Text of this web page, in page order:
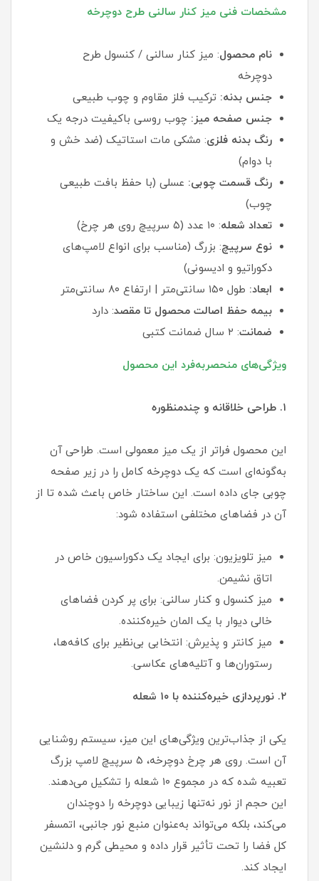
مشخصات فنی میز کنار سالنی طرح دوچرخه
نام محصول: میز کنار سالنی / کنسول طرح
دوچرخه
جنس بدنه: ترکیب فلز مقاوم و چوب طبیعی
جنس صفحه میز: چوب روسی باکیفیت درجه یک
رنگ بدنه فلزی: مشکی مات استاتیک (ضد خش و
با دوام)
رنگ قسمت چوبی: عسلی (با حفظ بافت طبیعی
چوب)
تعداد شعله: ۱۰ عدد (۵ سرپیچ روی هر چرخ)
نوع سرپیچ: بزرگ (مناسب برای انواع لامپ‌های
دکوراتیو و ادیسونی)
ابعاد: طول ۱۵۰ سانتی‌متر | ارتفاع ۸۰ سانتی‌متر
بیمه حفظ اصالت محصول تا مقصد: دارد
ضمانت: ۲ سال ضمانت کتبی
ویژگی‌های منحصربه‌فرد این محصول
۱. طراحی خلاقانه و چندمنظوره
این محصول فراتر از یک میز معمولی است. طراحی آن
به‌گونه‌ای است که یک دوچرخه کامل را در زیر صفحه
چوبی جای داده است. این ساختار خاص باعث شده تا از
آن در فضاهای مختلفی استفاده شود:
میز تلویزیون: برای ایجاد یک دکوراسیون خاص در
اتاق نشیمن.
میز کنسول و کنار سالنی: برای پر کردن فضاهای
خالی دیوار با یک المان خیره‌کننده.
میز کانتر و پذیرش: انتخابی بی‌نظیر برای کافه‌ها،
رستوران‌ها و آتلیه‌های عکاسی.
۲. نورپردازی خیره‌کننده با ۱۰ شعله
یکی از جذاب‌ترین ویژگی‌های این میز، سیستم روشنایی
آن است. روی هر چرخ دوچرخه، ۵ سرپیچ لامپ بزرگ
تعبیه شده که در مجموع ۱۰ شعله را تشکیل می‌دهند.
این حجم از نور نه‌تنها زیبایی دوچرخه را دوچندان
می‌کند، بلکه می‌تواند به‌عنوان منبع نور جانبی، اتمسفر
کل فضا را تحت تأثیر قرار داده و محیطی گرم و دلنشین
ایجاد کند.